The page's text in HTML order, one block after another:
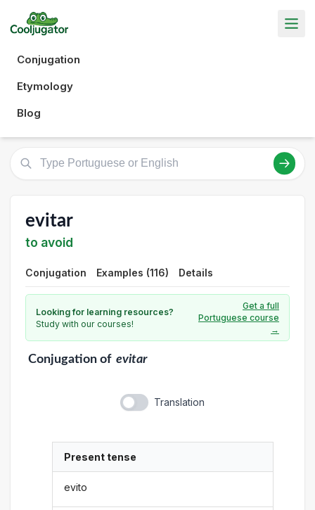
Conjugation
Etymology
Blog
evitar
to avoid
Conjugation Examples (116) Details
Looking for learning resources?
Study with our courses!
Get a full
Portuguese course
→
Conjugationof evitar
Translation
Present tense
evito